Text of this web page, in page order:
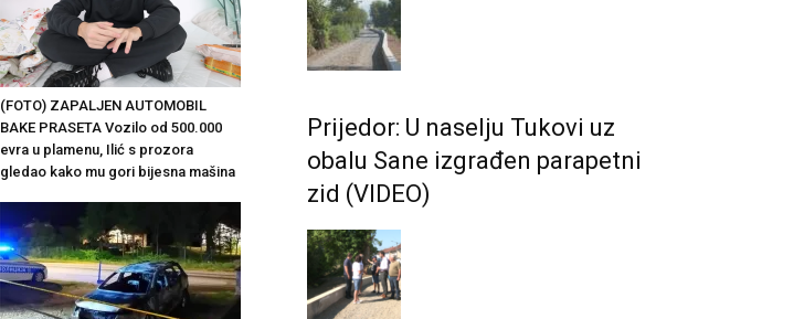
(FOTO) ZAPALJEN AUTOMOBIL
BAKE PRASETA Vozilo od 500.000
evra u plamenu, Ilić s prozora
gledao kako mu gori bijesna mašina
Prijedor: U naselju Tukovi uz
obalu Sane izgrađen parapetni
zid (VIDEO)